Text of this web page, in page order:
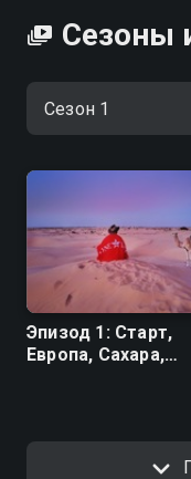
Сезоны
Эпизод 1: Старт,
Европа, Сахара,